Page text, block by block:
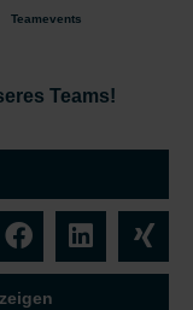
Teamevents
Teams!